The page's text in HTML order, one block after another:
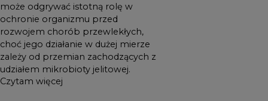
może odgrywać istotną rolę w
ochronie organizmu przed
rozwojem chorób przewlekłych,
choć jego działanie w dużej mierze
zależy od przemian zachodzących z
udziałem mikrobioty jelitowej.
Czytam więcej